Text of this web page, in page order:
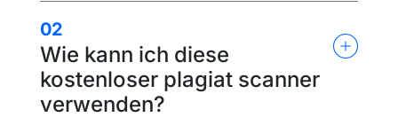
02
Wie kann ich diese
kostenloser plagiat scanner
verwenden?